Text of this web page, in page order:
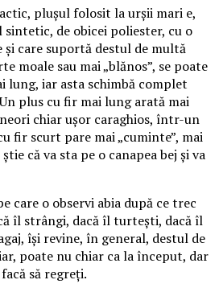
plușul folosit la urșii mari e,
sintetic, de obicei poliester, cu o
care suportă destul de multă
moale sau mai „blănos”, se poate
lung, iar asta schimbă complet
plus cu fir mai lung arată mai
chiar ușor caraghios, într-un
fir scurt pare mai „cuminte”, mai
că va sta pe o canapea bej și va
care o observi abia după ce trec
îl strângi, dacă îl turtești, dacă îl
își revine, în general, destul de
poate nu chiar ca la început, dar
să regreți.